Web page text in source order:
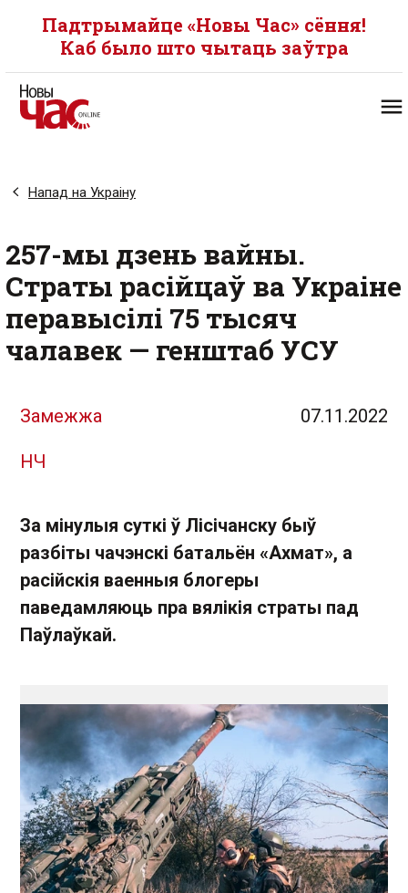
Падтрымайце «Новы Час» сёння!
Каб было што чытаць заўтра
Напад на Украіну
257-мы дзень вайны.
Страты расійцаў ва Украіне
перавысілі 75 тысяч
чалавек — генштаб УСУ
Замежжа 07.11.2022
НЧ
За мінулыя суткі ў Лісічанску быў
разбіты чачэнскі батальён «Ахмат», а
расійскія ваенныя блогеры
паведамляюць пра вялікія страты пад
Паўлаўкай.